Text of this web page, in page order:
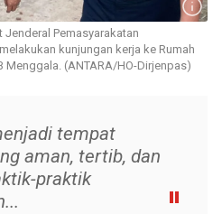
Jenderal Pemasyarakatan
kunjungan kerja ke Rumah
Menggala. (ANTARA/HO-Dirjenpas)
tempat
aman, tertib, dan
praktik